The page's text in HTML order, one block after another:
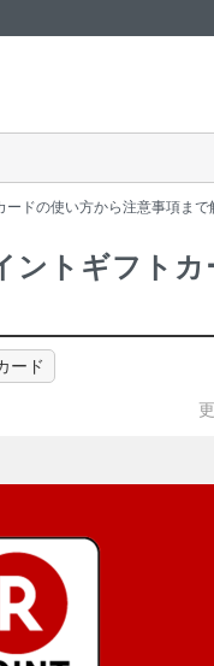
ドの使い方から注意事項まで
ントギフト
ード